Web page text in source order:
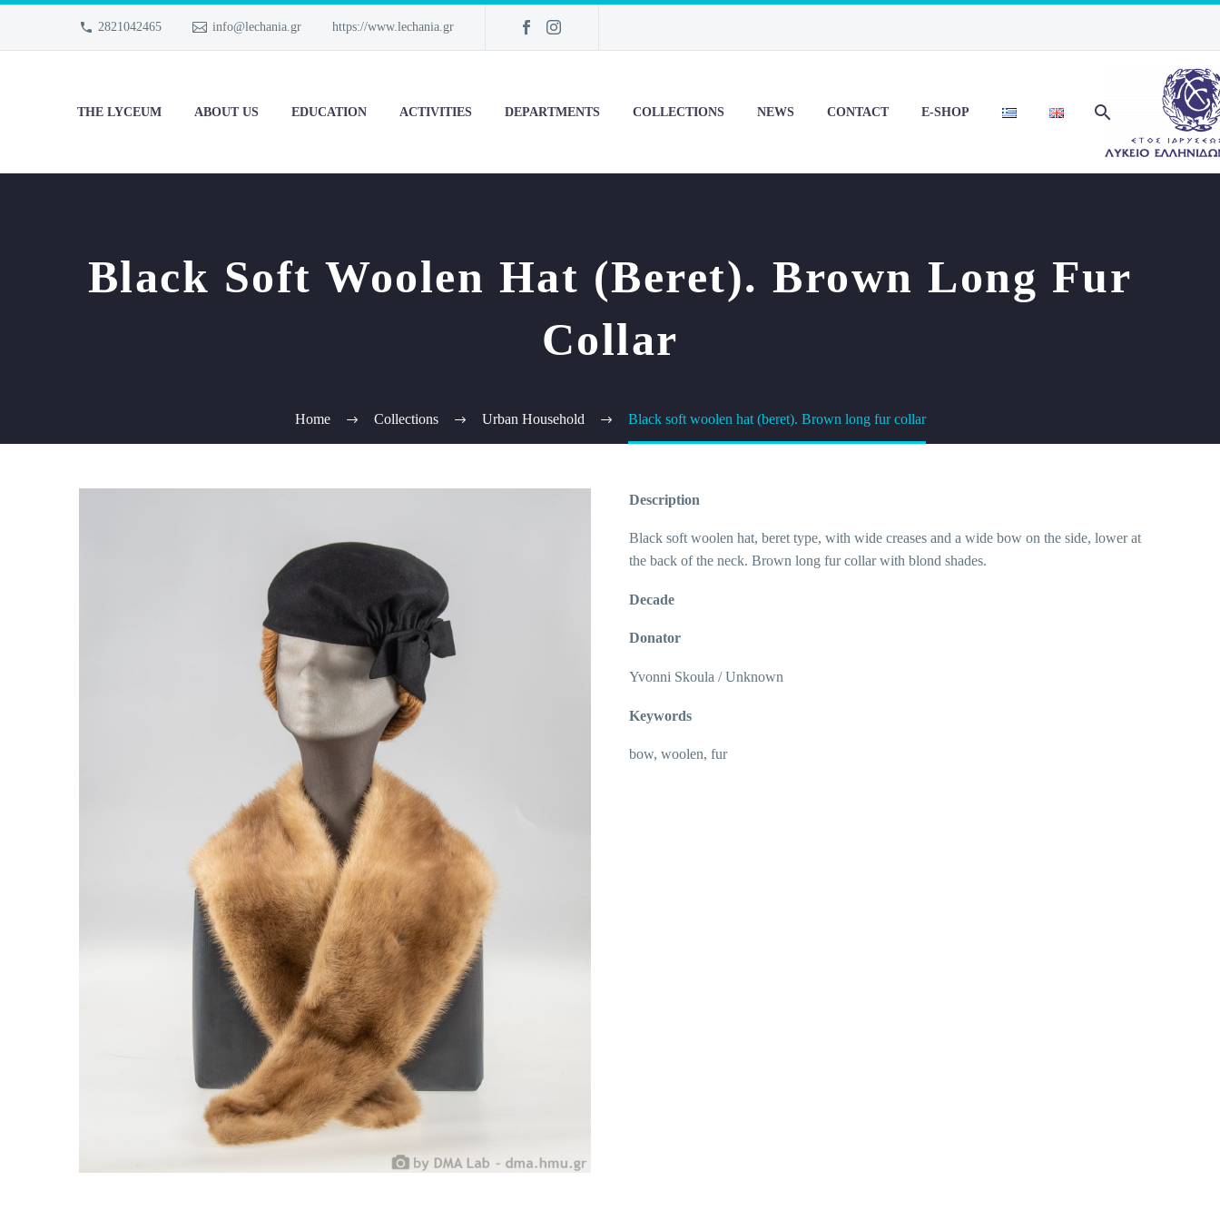
2821042465 info@lechania.gr https://www.lechania.gr
THE LYCEUM ABOUT US EDUCATION ACTIVITIES DEPARTMENTS COLLECTIONS NEWS CONTACT E-SHOP
Black Soft Woolen Hat (beret). Brown Long Fur
Collar
Home Collections Urban Household Black soft woolen hat (beret). Brown long fur collar
Description
Black soft woolen hat, beret type, with wide creases and a wide bow on the side, lower at
the back of the neck. Brown long fur collar with blond shades.
Decade
Donator
Yvonni Skoula / Unknown
Keywords
bow, woolen, fur